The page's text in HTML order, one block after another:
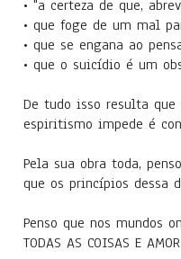
• "a certeza de que,
• que foge de um mal
• que se engana ao
• que o suicídio é um
De tudo isso resulta que
espiritismo impede é
Pela sua obra toda,
que os princípios dessa
Penso que nos mundos
TODAS AS COISAS E